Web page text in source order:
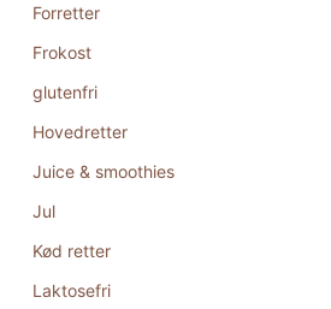
Forretter
Frokost
glutenfri
Hovedretter
Juice & smoothies
Jul
Kød retter
Laktosefri